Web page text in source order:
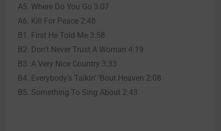
A5. Where Do You Go 3:07
A6. Kill For Peace 2:48
B1. First He Told Me 3:58
B2. Don’t Never Trust A Woman 4:19
B3. A Very Nice Country 3:33
B4. Everybody’s Talkin’ ‘Bout Heaven 2:08
B5. Something To Sing About 2:43